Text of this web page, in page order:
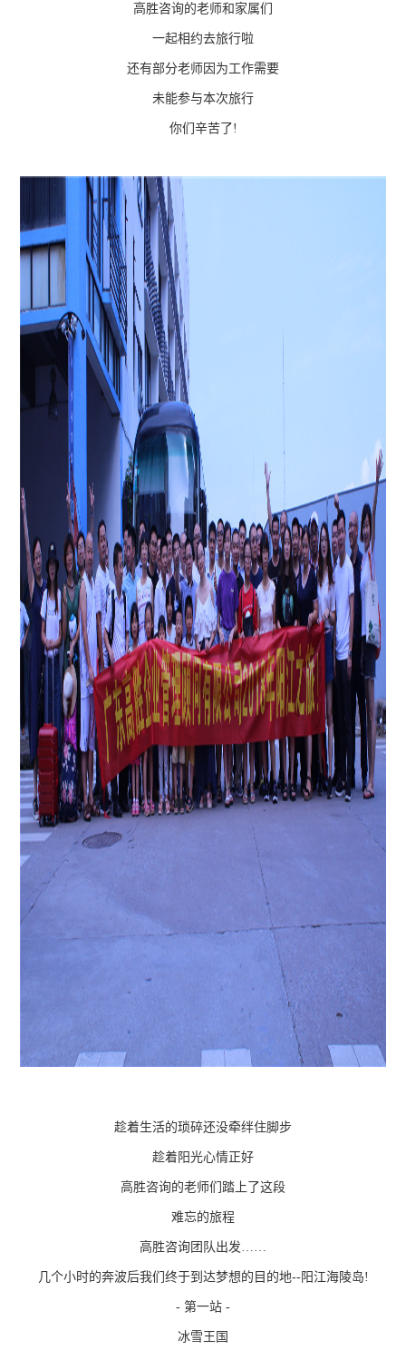
高胜咨询的老师和家属们
一起相约去旅行啦
还有部分老师因为工作需要
未能参与本次旅行
你们辛苦了!
趁着生活的琐碎还没牵绊住脚步
趁着阳光心情正好
高胜咨询的老师们踏上了这段
难忘的旅程
高胜咨询团队出发……
几个小时的奔波后我们终于到达梦想的目的地--阳江海陵岛!
- 第一站 -
冰雪王国